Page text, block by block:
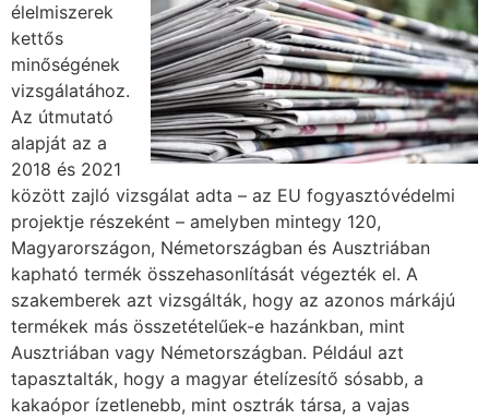
élelmiszerek
kettős
minőségének
vizsgálatához.
Az útmutató
alapját az a
2018 és 2021
között zajló vizsgálat adta – az EU fogyasztóvédelmi
projektje részeként – amelyben mintegy 120,
Magyarországon, Németországban és Ausztriában
kapható termék összehasonlítását végezték el. A
szakemberek azt vizsgálták, hogy az azonos márkájú
termékek más összetételűek-e hazánkban, mint
Ausztriában vagy Németországban. Például azt
tapasztalták, hogy a magyar ételízesítő sósabb, a
kakaópor ízetlenebb, mint osztrák társa, a vajas